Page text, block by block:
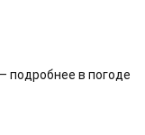
подробнее в погоде